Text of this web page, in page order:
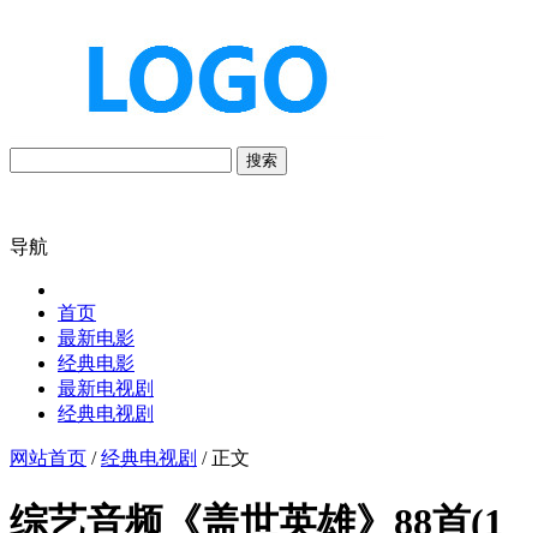
搜索
导航
首页
最新电影
经典电影
最新电视剧
经典电视剧
网站首页 /经典电视剧 / 正文
综艺音频《盖世英雄》88首(1